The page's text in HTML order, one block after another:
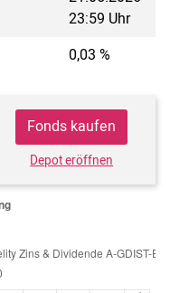
23:59 Uhr
0,03 %
Fonds kaufen
Depot eröffnen